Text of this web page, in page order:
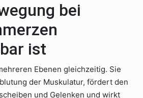
bei
ist
Ebenen gleichzeitig. Sie
der Muskulatur, fördert den
und Gelenken und wirkt